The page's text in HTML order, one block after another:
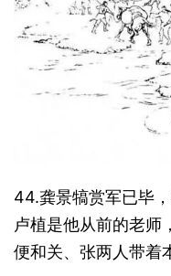
44.龚景犒赏军已毕
卢植是他从前的老师
便和关、张两人带着